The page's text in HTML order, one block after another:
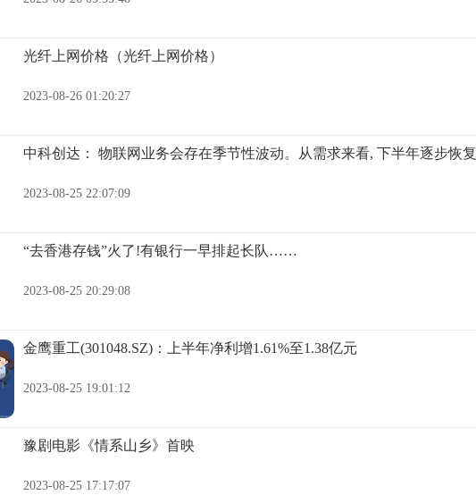
光纤上网价格（光纤上网价格）
2023-08-26 01:20:27
中科创达： 物联网业务会存在季节性波动。从需求来看, 下半年逐步恢复
2023-08-25 22:07:09
“去香港存钱”火了!有银行一早排起长队……
2023-08-25 20:29:08
金鹰重工(301048.SZ)：上半年净利增1.61%至1.38亿元
2023-08-25 19:01:12
豫剧电影《情系山乡》首映
2023-08-25 17:17:07